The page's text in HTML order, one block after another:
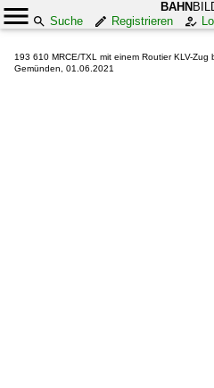
BAHN
Suche
Registrieren
193 610 MRCE/TXL mit einem Routier KLV-
Gemünden, 01.06.2021